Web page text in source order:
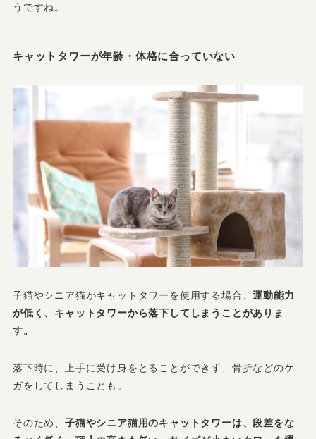
うですね。
キャットタワーが年齢・体格に合っていない
子猫やシニア猫がキャットタワーを使用する場合、運動能力
が低く、キャットタワーから落下してしまうことがありま
す。
落下時に、上手に受け身をとることができず、骨折などのケ
ガをしてしまうことも。
そのため、 子猫やシニア猫用のキャットタワーは、段差をな